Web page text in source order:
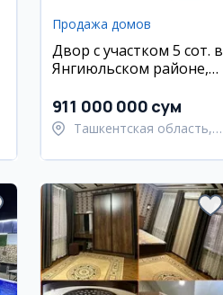
Продажа домов
Двор с участком 5 сот. в
Янгиюльском районе,
911 000 000 сум
Ташкентская область,